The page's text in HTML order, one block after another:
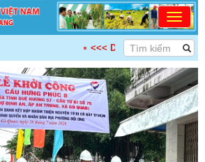
<<< DÂN CHỦ - ĐOÀN KẾT -